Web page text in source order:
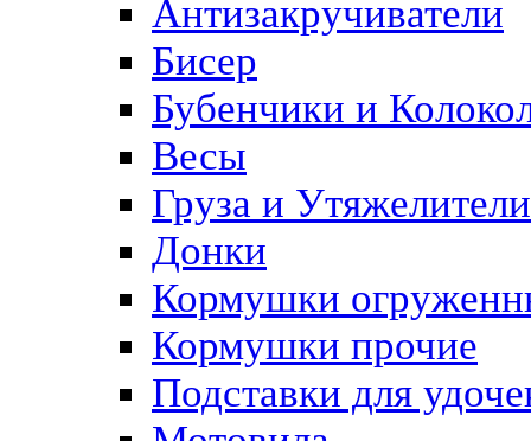
Антизакручиватели
Бисер
Бубенчики и
Весы
Груза и Утяжелители
Донки
Кормушки
Кормушки прочие
Подставки для